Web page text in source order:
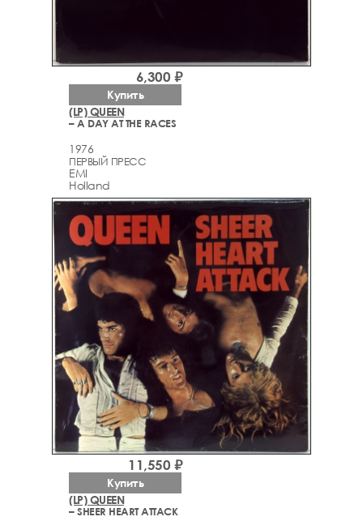
(LP) QUEEN
– A DAY AT THE RACES
1976
ПЕРВЫЙ ПРЕСС
EMI
Holland
6,300 ₽
Купить
(LP) QUEEN
– SHEER HEART ATTACK
11,550 ₽
Купить